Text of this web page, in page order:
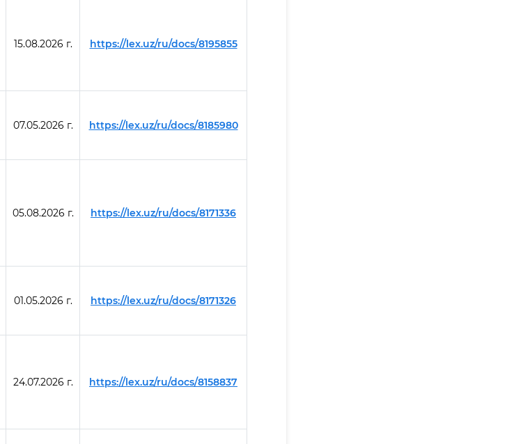
15.08.2026 г. https://lex.uz/ru/docs/8195855
07.05.2026 г. https://lex.uz/ru/docs/8185980
05.08.2026 г. https://lex.uz/ru/docs/8171336
01.05.2026 г. https://lex.uz/ru/docs/8171326
24.07.2026 г. https://lex.uz/ru/docs/8158837